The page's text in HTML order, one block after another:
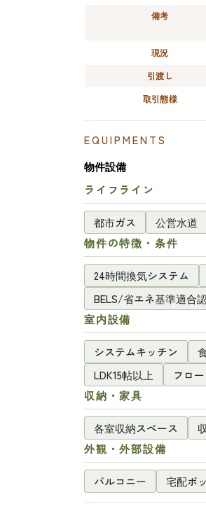
備考
現況
引渡し
取引態様
EQUIPMENTS
物件設備
ライフライン
都市ガス 公営水道
物件の特徴・条件
24時間換気システム
BELS/省エネ基準適合
室内設備
システムキッチン
LDK15帖以上
フロ
収納・家具
各室収納スペース
外観・外部設備
バルコニー 宅配ボ